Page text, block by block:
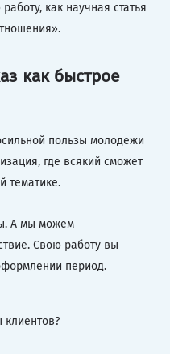
как научная статья
как быстрое
пользы молодежи
где всякий сможет
тематике.
А мы можем
Свою работу вы
период.